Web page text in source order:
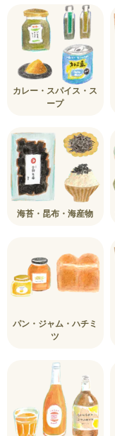
カレー・スパイス・ス
ープ
海苔・昆布・海産物
パン・ジャム・ハチミ
ツ